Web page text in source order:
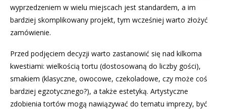
wyprzedzeniem w wielu miejscach jest standardem, a im
bardziej skomplikowany projekt, tym wcześniej warto złożyć
zamówienie.
Przed podjęciem decyzji warto zastanowić się nad kilkoma
kwestiami: wielkością tortu (dostosowaną do liczby gości),
smakiem (klasyczne, owocowe, czekoladowe, czy może coś
bardziej egzotycznego?), a także estetyką. Artystyczne
zdobienia tortów mogą nawiązywać do tematu imprezy, być